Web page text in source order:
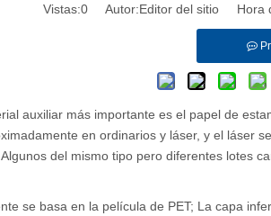
Vistas:0 Autor:Editor del sitio Hora
auxiliar más importante es el papel de
en ordinarios y láser, y el láser
del mismo tipo pero diferentes lotes
se basa en la película de PET; La capa